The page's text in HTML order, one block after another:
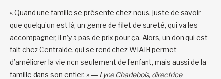
« Quand une famille se présente chez nous, juste de savoir
que quelqu’un est là, un genre de filet de sureté, qui va les
accompagner, il n’y a pas de prix pour ça. Alors, un don qui est
fait chez Centraide, qui se rend chez WIAIH permet
d’améliorer la vie non seulement de l’enfant, mais aussi de la
famille dans son entier. »― Lyne Charlebois, directrice